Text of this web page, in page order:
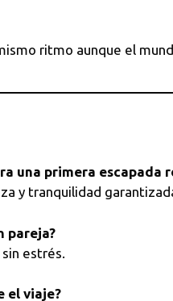
ritmo aunque el
una primera escapada
y tranquilidad
pareja?
estrés.
el viaje?